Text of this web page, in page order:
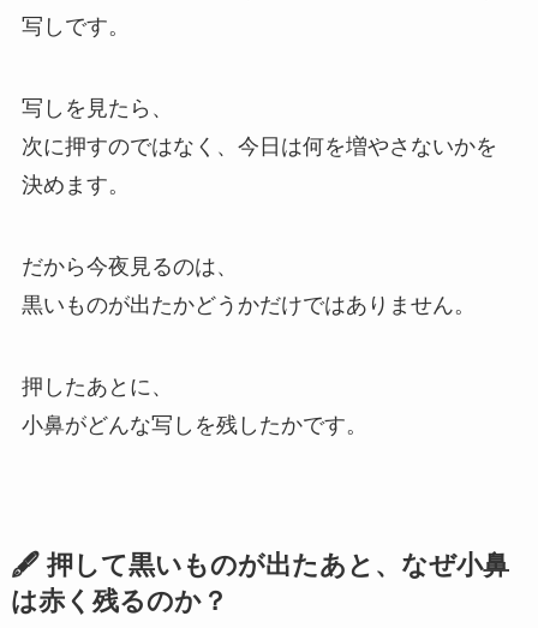
写しです。
写しを見たら、
次に押すのではなく、今日は何を増やさないかを
決めます。
だから今夜見るのは、
黒いものが出たかどうかだけではありません。
押したあとに、
小鼻がどんな写しを残したかです。
🖋️ 押して黒いものが出たあと、なぜ小鼻
は赤く残るのか？